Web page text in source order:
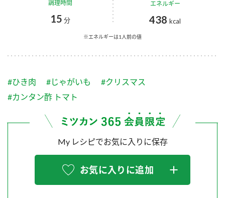
スープ 中華
ふりかけ おすしの素
炊き込みご飯の素 米飯用調味液
Fibee
つゆ
鍋なび
納豆のサイト
三ツ判山吹
スペシャルサイト
お酢を知ろう！
ミツカンの歴史
環境への取り組み
お客様相談センター
お客様の声をいかしました
販売終了製品のご案内
よくあるご質問
調理時間
15 分
エネルギー
438 kcal
※エネルギーは1人前の値
#ひき肉 #じゃがいも
#クリスマス
#カンタン酢 トマト
My レシピでお気に入りに保存
お気に入りに追加